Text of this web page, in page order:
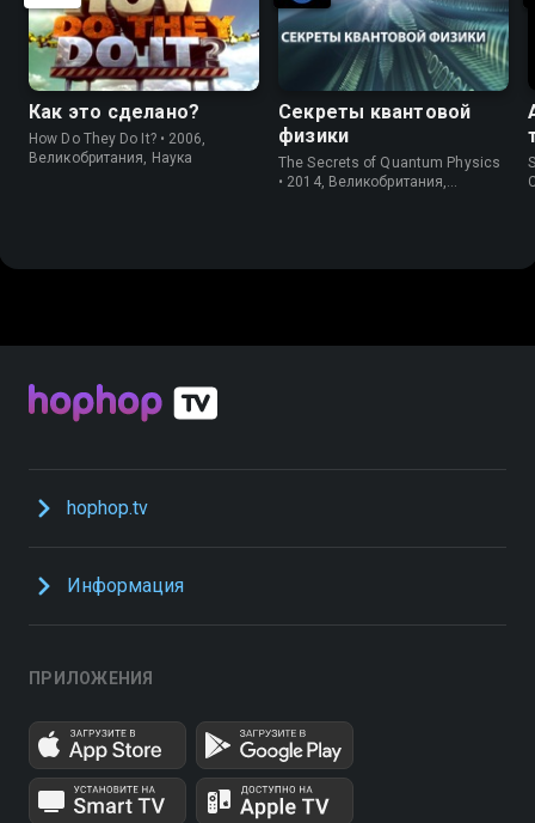
Как это сделано?
How Do They Do It? • 2006,
Великобритания, Наука
Секреты квантовой
физики
The Secrets of Quantum Physics
• 2014, Великобритания,
hophop.tv
Информация
ПРИЛОЖЕНИЯ